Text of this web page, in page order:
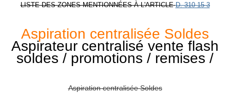
LISTE DES ZONES MENTIONNÉES À L'ARTICLE D. 310-15-3
Aspiration centralisée Soldes
Aspirateur centralisé vente flash
soldes / promotions / remises /
Aspiration centralisée Soldes